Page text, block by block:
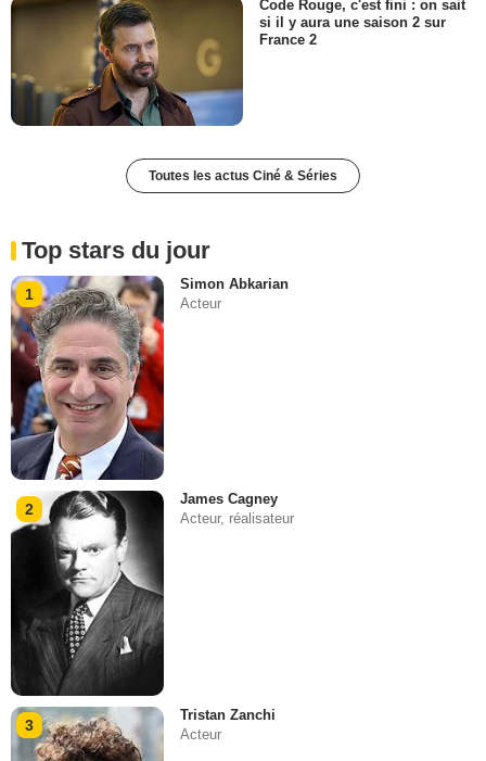
Code Rouge, c'est fini : on sait
si il y aura une saison 2 sur
France 2
Toutes les actus Ciné & Séries
Top stars du jour
1
Simon Abkarian
Acteur
2
James Cagney
Acteur, réalisateur
3
Tristan Zanchi
Acteur